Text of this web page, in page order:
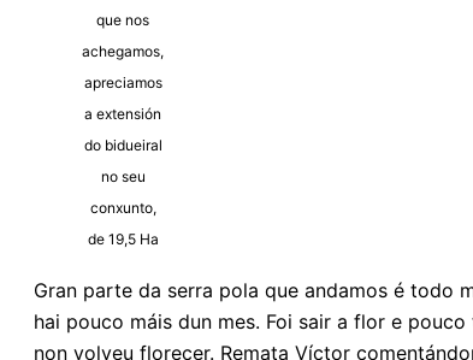
que nos
achegamos,
apreciamos
a extensión
do bidueiral
no seu
conxunto,
de 19,5 Ha
Gran parte da serra pola que andamos é todo
hai pouco máis dun mes. Foi sair a flor e
non volveu florecer. Remata Víctor